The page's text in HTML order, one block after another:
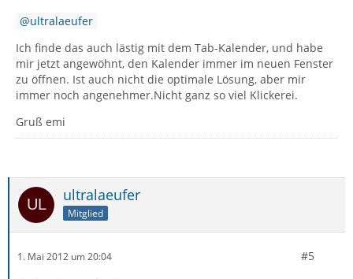
ultralaeufer
Ich finde das auch lästig mit dem Tab-Kalender, und habe
mir jetzt angewöhnt, den Kalender immer im neuen Fenster
zu öffnen. Ist auch nicht die optimale Lösung, aber mir
immer noch angenehmer.Nicht ganz so viel Klickerei.
Gruß emi
ultralaeufer
Mitglied
1. Mai 2012 um 20:04 #5